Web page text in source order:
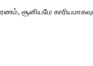
சூனியமே